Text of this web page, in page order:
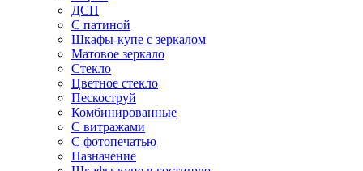
ДСП
С патиной
Шкафы-купе с зеркалом
Матовое зеркало
Стекло
Цветное стекло
Пескоструй
Комбинированные
С витражами
С фотопечатью
Назначение